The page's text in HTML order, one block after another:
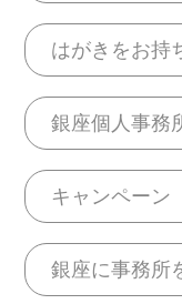
はがきをお持
銀座個人事務
キャンペーン
銀座に事務所